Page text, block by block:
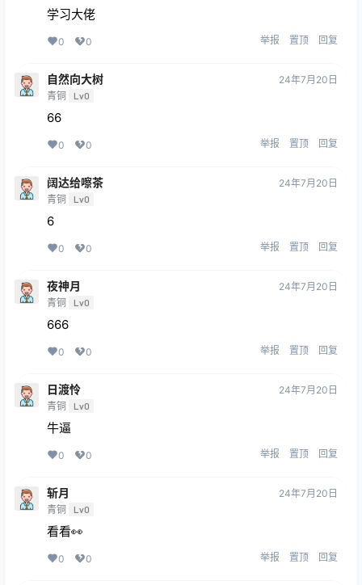
学习大佬
0 0 举报 置顶 回复
自然向大树
青铜 Lv0
24年7月20日
66
0 0 举报 置顶 回复
阔达给嚓茶
青铜 Lv0
24年7月20日
6
0 0 举报 置顶 回复
夜神月
青铜 Lv0
24年7月20日
666
0 0 举报 置顶 回复
日渡怜
青铜 Lv0
24年7月20日
牛逼
0 0 举报 置顶 回复
斩月
青铜 Lv0
24年7月20日
看看👀
0 0 举报 置顶 回复